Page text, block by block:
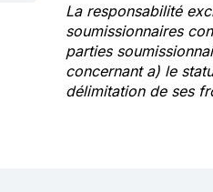
La responsabilité
soumissionnaires
parties
concernant a) le
délimitation de ses